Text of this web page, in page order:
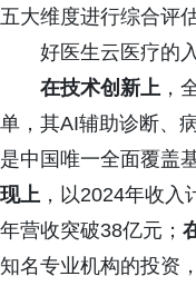
五大维度进行综合评
好医生云医疗的
在技术创新上 ，
单，其AI辅助诊断、
是中国唯一全面覆盖
现上 ，以2024年收
年营收突破38亿元；
知名专业机构的投资